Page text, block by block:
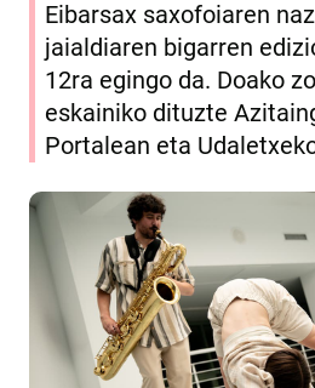
Eibarsax saxofoiaren
jaialdiaren bigarren
12ra egingo da. Doako
eskainiko dituzte
Portalean eta